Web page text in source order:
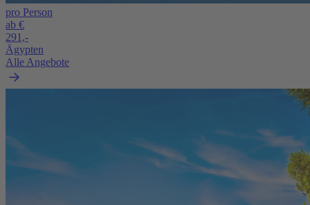
pro Person
ab €
291,-
Ägypten
Alle Angebote